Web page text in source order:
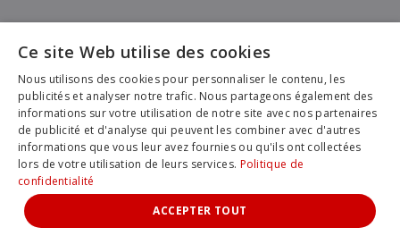
Ce site web utilise des cookies pour améliorer votre
expérience de navigation. Données personnelles
REFUSER ACCEPTER
Sous-total : 0,00
Voir Le Panier Commander
PREMIO Voyages |Création du site internet par
Agence Fluence
Licence N°IM 006100033
Ce site Web utilise des cookies
Nous utilisons des cookies pour personnaliser le contenu, les
publicités et analyser notre trafic. Nous partageons également des
informations sur votre utilisation de notre site avec nos partenaires
de publicité et d'analyse qui peuvent les combiner avec d'autres
informations que vous leur avez fournies ou qu'ils ont collectées
lors de votre utilisation de leurs services. Politique de
confidentialité
ACCEPTER TOUT